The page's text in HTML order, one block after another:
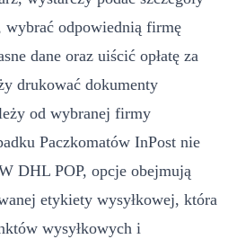
wybrać odpowiednią firmę
dane oraz uiścić opłatę za
drukować dokumenty
od wybranej firmy
Paczkomatów InPost nie
DHL POP, opcje obejmują
etykiety wysyłkowej, która
wysyłkowych i